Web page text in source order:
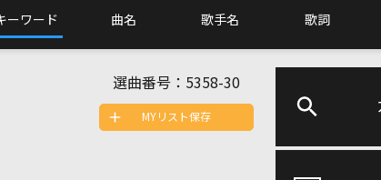
ーワード 曲名 歌手名 歌詞
選曲番号： 5358-30
MYリスト保存